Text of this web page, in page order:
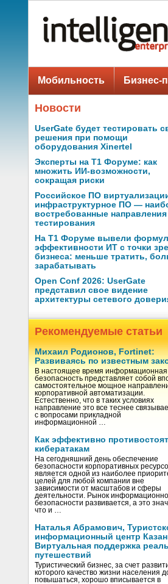
Мобильность Бизнес-
Новости
UserGate будет тестировать
решения при помощи
оборудования Xinertel
Эксперты на Т1 Форуме: как
множить ИИ-возможности,
сокращая риски
Российское ПО
инфраструктурное ПО —
востребованные
тестирования
На Т1 Форуме вывели
эффективности ИТ с точки
бизнеса: меньше тратить,
зарабатывать
Open Conf 2026: UserGate
представил свое видение
архитектуры сетевого
Рекомендуемые статьи
Михаил Родионов, Fortinet:
Развиваясь по известным
В настоящее время информационная
безопасность представляет собой
самостоятельное мощное
корпоративной автоматизации.
Естественно, что в таких условиях
направление это все теснее
с вопросами прикладной
информационной …
Как эффективно
кибератакам
На сегодняшний день обеспечение
безопасности корпоративных
является одной из наиболее
целей для любой компании вне
зависимости от масштабов и сферы
деятельности. Рынок
безопасности развивается, а это
что и …
Наталья Абрамович,
информационный центр
Виртуальная поддержка
путешествий
Туристический бизнес, за счет
которого качество жизни населения
повышаться, хорошо вписывается в